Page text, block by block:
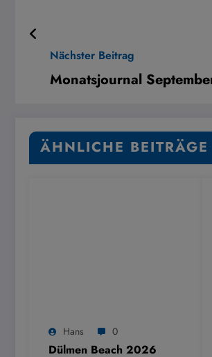
Nächster Beitrag
Monatsjournal
ÄHNLICHE BEITRÄGE
Hans 0
Dülmen Beach 2026